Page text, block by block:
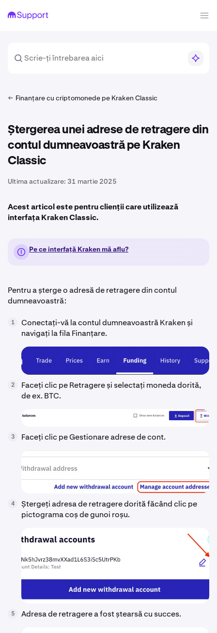
Finanțare cu criptomonede pe Kraken Classic
Ștergerea unei adrese de retragere din
contul dumneavoastră pe Kraken
Classic
Ultima actualizare: 31 martie 2025
Acest articol este pentru clienții care utilizează
interfața Kraken Classic.
Pe ce interfață Kraken mă aflu?
Pentru a șterge o adresă de retragere din contul
dumneavoastră:
1
Conectați-vă la contul dumneavoastră Kraken și
navigați la fila Finanțare.
2
Faceți clic pe Retragere și selectați moneda dorită,
de ex. BTC.
3 Faceți clic pe Gestionare adrese de cont.
4
Ștergeți adresa de retragere dorită făcând clic pe
pictograma coș de gunoi roșu.
5 Adresa de retragere a fost ștearsă cu succes.